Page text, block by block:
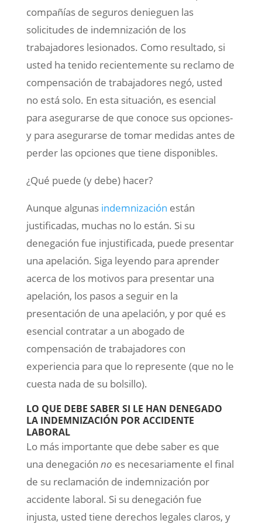
compañías de seguros denieguen las
solicitudes de indemnización de los
trabajadores lesionados. Como resultado, si
usted ha tenido recientemente su reclamo de
compensación de trabajadores negó, usted
no está solo. En esta situación, es esencial
para asegurarse de que conoce sus opciones-
y para asegurarse de tomar medidas antes de
perder las opciones que tiene disponibles.
¿Qué puede (y debe) hacer?
Aunque algunas indemnización están
justificadas, muchas no lo están. Si su
denegación fue injustificada, puede presentar
una apelación. Siga leyendo para aprender
acerca de los motivos para presentar una
apelación, los pasos a seguir en la
presentación de una apelación, y por qué es
esencial contratar a un abogado de
compensación de trabajadores con
experiencia para que lo represente (que no le
cuesta nada de su bolsillo).
LO QUE DEBE SABER SI LE HAN DENEGADO
LA INDEMNIZACIÓN POR ACCIDENTE
LABORAL
Lo más importante que debe saber es que
una denegación no es necesariamente el final
de su reclamación de indemnización por
accidente laboral. Si su denegación fue
injusta, usted tiene derechos legales claros, y